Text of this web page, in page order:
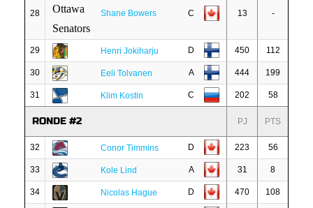
28 Shane Bowers C 13 -
29 Henri Jokiharju D 450 112
30 Eeli Tolvanen A 444 199
31 Klim Kostin C 202 58
RONDE #2 PJ PTS
32 Conor Timmins D 223 56
33 Kole Lind A 31 8
34 Nicolas Hague D 470 108